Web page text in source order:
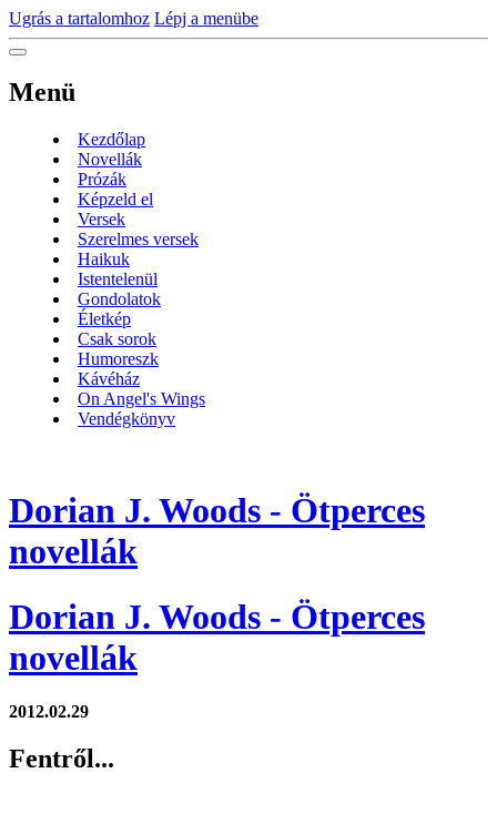
Ugrás a tartalomhoz Lépj a menübe
Menü
Kezdőlap
Novellák
Prózák
Képzeld el
Versek
Szerelmes versek
Haikuk
Istentelenül
Gondolatok
Életkép
Csak sorok
Humoreszk
Kávéház
On Angel's Wings
Vendégkönyv
Dorian J. Woods - Ötperces
novellák
Dorian J. Woods - Ötperces
novellák
2012.02.29
Fentről...